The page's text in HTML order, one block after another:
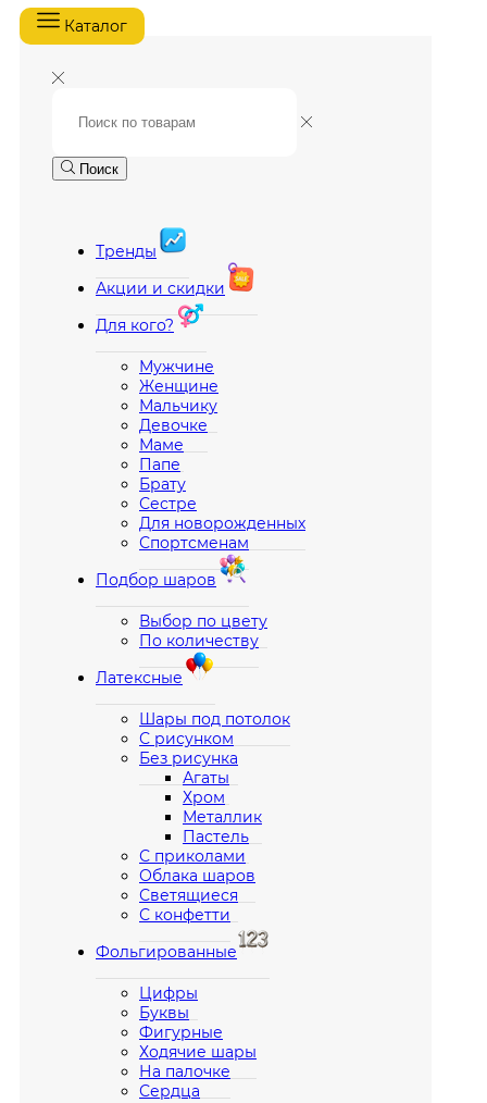
Каталог
Поиск
Тренды
Акции и скидки
Для кого?
Мужчине
Женщине
Мальчику
Девочке
Маме
Папе
Брату
Сестре
Для новорожденных
Спортсменам
Подбор шаров
Выбор по цвету
По количеству
Латексные
Шары под потолок
С рисунком
Без рисунка
Агаты
Хром
Металлик
Пастель
С приколами
Облака шаров
Светящиеся
С конфетти
Фольгированные
Цифры
Буквы
Фигурные
Ходячие шары
На палочке
Сердца